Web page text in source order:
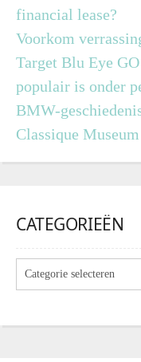
financial lease?
Voorkom
Target Blu Eye
populair is onder
BMW-
Classique Museum
CATEGORIEËN